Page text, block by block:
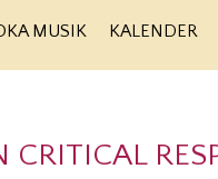
MUSIK KALENDER
CRITICAL